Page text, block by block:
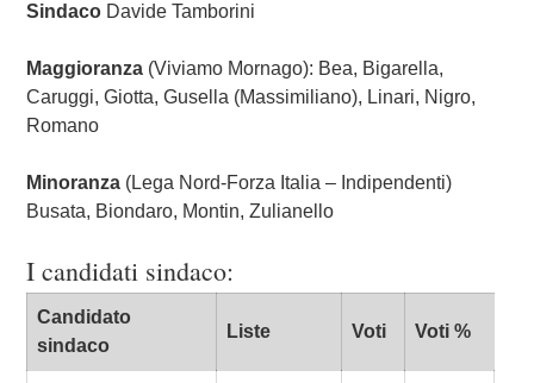
Sindaco Davide Tamborini
Maggioranza (Viviamo Mornago): Bea, Bigarella,
Caruggi, Giotta, Gusella (Massimiliano), Linari, Nigro,
Romano
Minoranza (Lega Nord-Forza Italia – Indipendenti)
Busata, Biondaro, Montin, Zulianello
I candidati sindaco:
Candidato
sindaco
Liste Voti Voti %